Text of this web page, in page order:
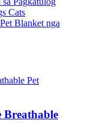
Blanket nga
Breathable